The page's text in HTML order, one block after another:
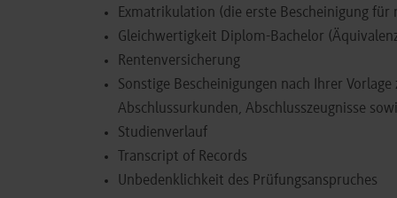
Exmatrikulation (die erste Bescheinigung
Gleichwertigkeit Diplom-Bachelor
Rentenversicherung
Sonstige Bescheinigungen nach Ihrer
Abschlussurkunden, Abschlusszeugnisse
Studienverlauf
Transcript of Records
Unbedenklichkeit des Prüfungsanspruches